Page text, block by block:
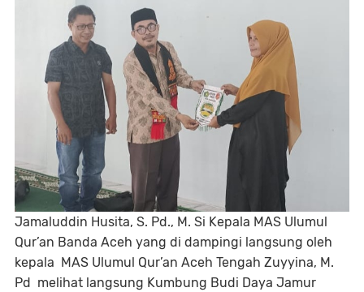
Jamaluddin Husita, S. Pd., M. Si Kepala MAS Ulumul
Qur’an Banda Aceh yang di dampingi langsung oleh
kepala MAS Ulumul Qur’an Aceh Tengah Zuyyina, M.
Pd melihat langsung Kumbung Budi Daya Jamur